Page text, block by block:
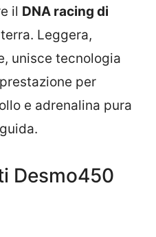
il DNA racing di
Leggera,
unisce tecnologia
per
e adrenalina pura
Desmo450